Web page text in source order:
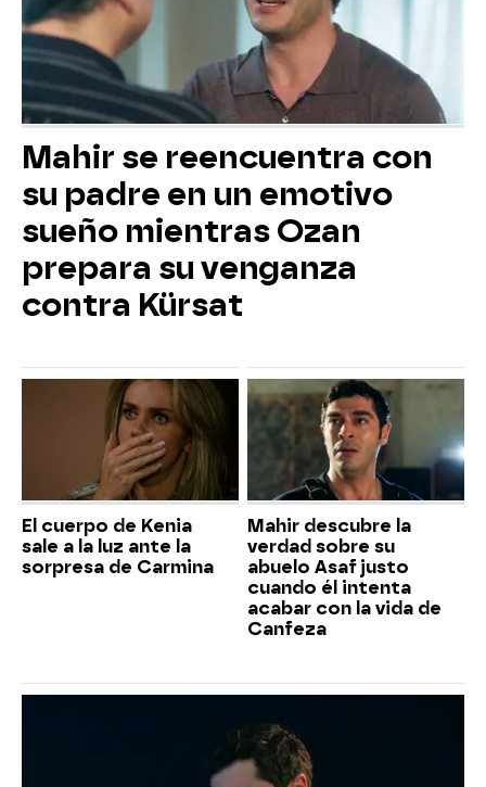
Mahir se reencuentra con
su padre en un emotivo
sueño mientras Ozan
prepara su venganza
contra Kürsat
El cuerpo de Kenia
sale a la luz ante la
sorpresa de Carmina
Mahir descubre la
verdad sobre su
abuelo Asaf justo
cuando él intenta
acabar con la vida de
Canfeza